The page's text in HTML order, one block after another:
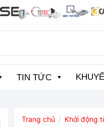
TIN TỨC
Trang chủ / Khởi động